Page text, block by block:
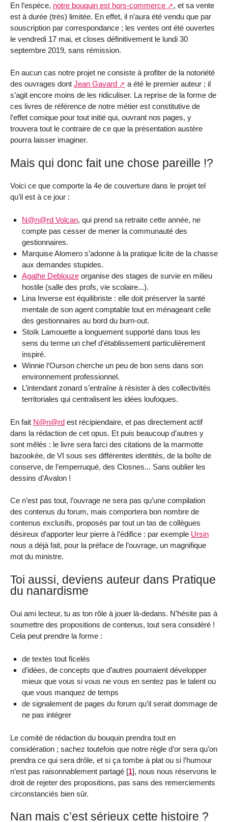
En l’espèce, notre bouquin est hors-commerce
, et sa vente
est à durée (très) limitée. En effet, il n’aura été vendu que par
souscription par correspondance ; les ventes ont été ouvertes
le vendredi 17 mai, et closes définitivement le lundi 30
septembre 2019, sans rémission.
En aucun cas notre projet ne consiste à profiter de la notoriété
des ouvrages dont Jean Gavard
a été le premier auteur ; il
s’agit encore moins de les ridiculiser. La reprise de la forme de
ces livres de référence de notre métier est constitutive de
l’effet comique pour tout initié qui, ouvrant nos pages, y
trouvera tout le contraire de ce que la présentation austère
pourra laisser imaginer.
Mais qui donc fait une chose pareille !?
Voici ce que comporte la 4e de couverture dans le projet tel
qu’il est à ce jour :
N@n@rd Volcan, qui prend sa retraite cette année, ne
compte pas cesser de mener la communauté des
gestionnaires.
Marquise Alomero s’adonne à la pratique licite de la chasse
aux demandes stupides.
Agathe Deblouzeorganise des stages de survie en milieu
hostile (salle des profs, vie scolaire...).
Lina Inverse est équilibriste : elle doit préserver la santé
mentale de son agent comptable tout en ménageant celle
des gestionnaires au bord du burn-out.
Stoïk Lamouette a longuement supporté dans tous les
sens du terme un chef d’établissement particulièrement
inspiré.
Winnie l’Ourson cherche un peu de bon sens dans son
environnement professionnel.
L’intendant zonard s’entraîne à résister à des collectivités
territoriales qui centralisent les idées loufoques.
En fait N@n@rd est récipiendaire, et pas directement actif
dans la rédaction de cet opus. Et puis beaucoup d’autres y
sont mêlés : le livre sera farci des citations de la marmotte
bazookée, de VI sous ses différentes identités, de la boîte de
conserve, de l’emperruqué, des Closnes... Sans oublier les
dessins d’Avalon !
Ce n’est pas tout, l’ouvrage ne sera pas qu’une compilation
des contenus du forum, mais comportera bon nombre de
contenus exclusifs, proposés par tout un tas de collègues
désireux d’apporter leur pierre à l’édifice : par exemple Ursin
nous a déjà fait, pour la préface de l’ouvrage, un magnifique
mot du ministre.
Toi aussi, deviens auteur dans Pratique
du nanardisme
Oui ami lecteur, tu as ton rôle à jouer là-dedans. N’hésite pas à
soumettre des propositions de contenus, tout sera considéré !
Cela peut prendre la forme :
de textes tout ficelés
d’idées, de concepts que d’autres pourraient développer
mieux que vous si vous ne vous en sentez pas le talent ou
que vous manquez de temps
de signalement de pages du forum qu’il serait dommage de
ne pas intégrer
Le comité de rédaction du bouquin prendra tout en
considération ; sachez toutefois que notre règle d’or sera qu’on
prendra ce qui sera drôle, et si ça tombe à plat ou si l’humour
n’est pas raisonnablement partagé [1], nous nous réservons le
droit de rejeter des propositions, pas sans des remerciements
circonstanciés bien sûr.
Nan mais c’est sérieux cette histoire ?